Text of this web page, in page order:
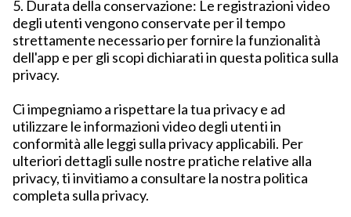
5. Durata della conservazione: Le registrazioni video
degli utenti vengono conservate per il tempo
strettamente necessario per fornire la funzionalità
dell'app e per gli scopi dichiarati in questa politica sulla
privacy.
Ci impegniamo a rispettare la tua privacy e ad
utilizzare le informazioni video degli utenti in
conformità alle leggi sulla privacy applicabili. Per
ulteriori dettagli sulle nostre pratiche relative alla
privacy, ti invitiamo a consultare la nostra politica
completa sulla privacy.